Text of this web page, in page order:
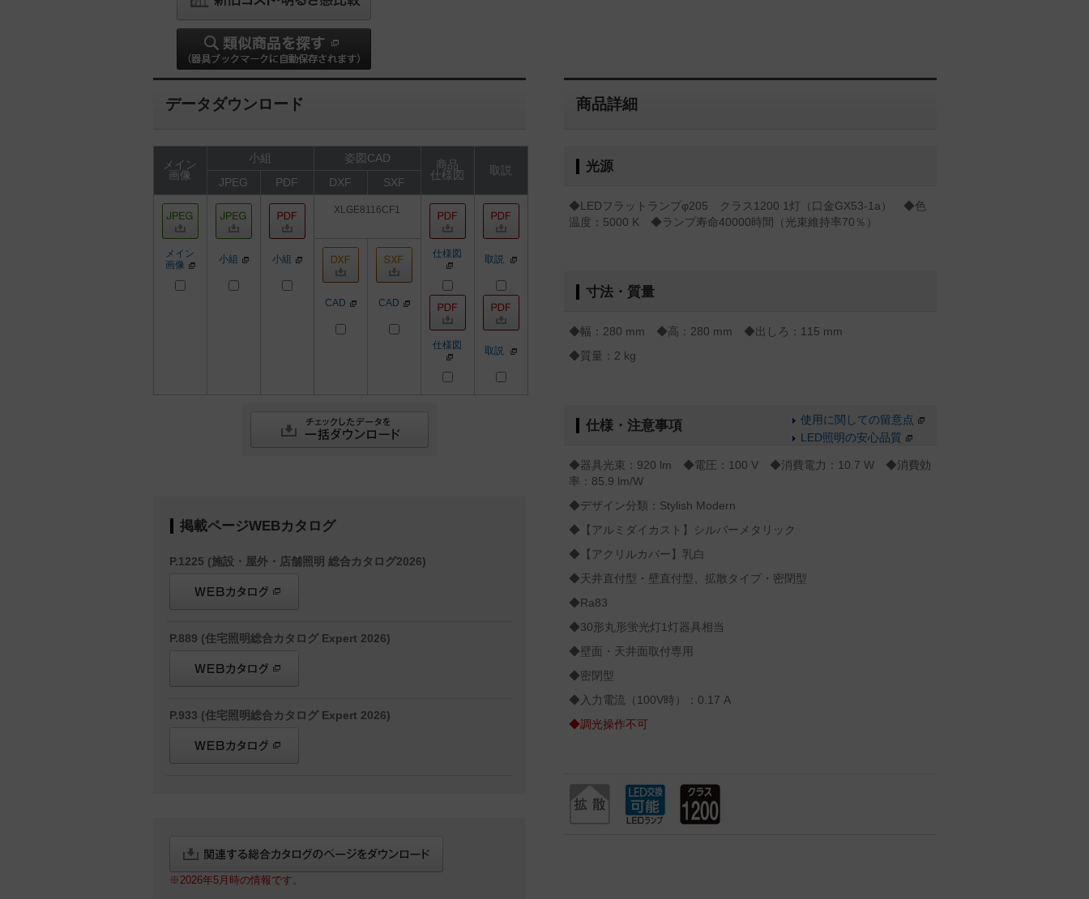
データダウンロード
メイン
画像
小組 姿図CAD
商品
仕様図
取説
JPEG
PDF DXF SXF
メイン
画像
小組 小組
XLGE8116CF1
仕様図
仕様図
取説
取説
CAD CAD
掲載ページWEBカタログ
P.1225 (施設・屋外・店舗照明 総合カタログ2026)
P.889 (住宅照明総合カタログ Expert 2026)
P.933 (住宅照明総合カタログ Expert 2026)
※2026年5月時の情報です。
商品詳細
光源
◆LEDフラットランプφ205 クラス1200 1灯（口金GX53-1a） ◆色
温度：5000 K ◆ランプ寿命40000時間（光束維持率70％）
寸法・質量
◆幅：280 mm ◆高：280 mm ◆出しろ：115 mm
◆質量：2 kg
仕様・注意事項
使用に関しての留意点
LED照明の安心品質
◆器具光束：920 lm ◆電圧：100 V ◆消費電力：10.7 W ◆消費効
率：85.9 lm/W
◆デザイン分類：Stylish Modern
◆【アルミダイカスト】シルバーメタリック
◆【アクリルカバー】乳白
◆天井直付型・壁直付型、拡散タイプ・密閉型
◆Ra83
◆30形丸形蛍光灯1灯器具相当
◆壁面・天井面取付専用
◆密閉型
◆入力電流（100V時）：0.17 A
◆調光操作不可